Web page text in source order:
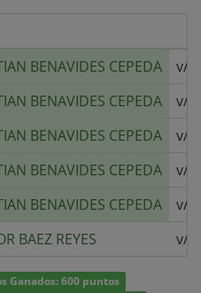
BENAVIDES CEPEDA
v/s
BENAVIDES CEPEDA
v/s
BENAVIDES CEPEDA
v/s
BENAVIDES CEPEDA
v/s
BENAVIDES CEPEDA
v/s
BAEZ REYES v/s
Ganados: 600 puntos